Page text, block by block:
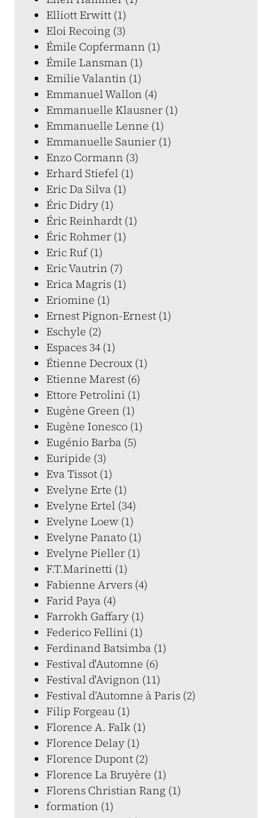
Elliott Erwitt (1)
Eloi Recoing (3)
Émile Copfermann (1)
Émile Lansman (1)
Emilie Valantin (1)
Emmanuel Wallon (4)
Emmanuelle Klausner (1)
Emmanuelle Lenne (1)
Emmanuelle Saunier (1)
Enzo Cormann (3)
Erhard Stiefel (1)
Eric Da Silva (1)
Éric Didry (1)
Éric Reinhardt (1)
Éric Rohmer (1)
Eric Ruf (1)
Eric Vautrin (7)
Erica Magris (1)
Eriomine (1)
Ernest Pignon-Ernest (1)
Eschyle (2)
Espaces 34 (1)
Étienne Decroux (1)
Etienne Marest (6)
Ettore Petrolini (1)
Eugène Green (1)
Eugène Ionesco (1)
Eugénio Barba (5)
Euripide (3)
Eva Tissot (1)
Evelyne Erte (1)
Evelyne Ertel (34)
Evelyne Loew (1)
Evelyne Panato (1)
Evelyne Pieller (1)
F.T.Marinetti (1)
Fabienne Arvers (4)
Farid Paya (4)
Farrokh Gaffary (1)
Federico Fellini (1)
Ferdinand Batsimba (1)
Festival d'Automne (6)
Festival d'Avignon (11)
Festival d’Automne à Paris (2)
Filip Forgeau (1)
Florence A. Falk (1)
Florence Delay (1)
Florence Dupont (2)
Florence La Bruyère (1)
Florens Christian Rang (1)
formation (1)